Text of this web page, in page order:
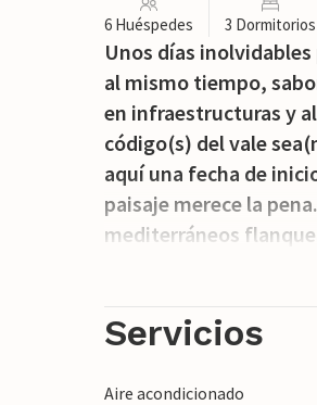
6 Huéspedes 3 Dormitorios
Unos días
al mismo tiempo,
en infraestructuras y
código(s) del vale
aquí una fecha de
paisaje merece la
mediterráneos
casa y conduce
terrazas cubiertas le
gusta más. La zona
Servicios
Aire acondicionado